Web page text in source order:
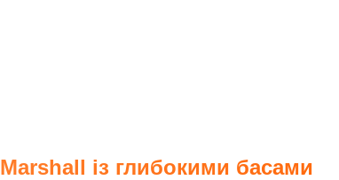
із глибокими басами